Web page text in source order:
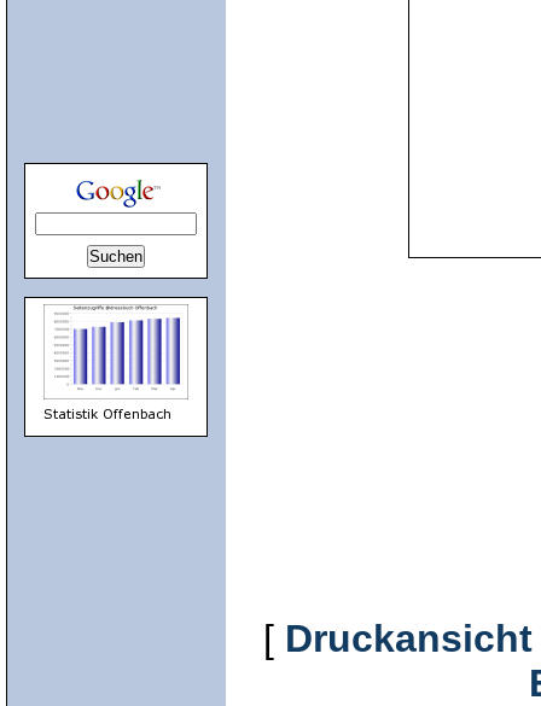
[ Druckansicht